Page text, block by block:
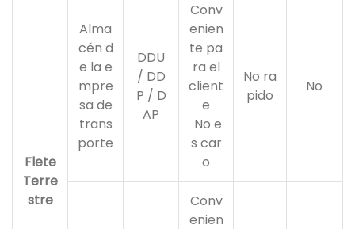
Flete
Terre
stre
Alma
cén d
e la e
mpre
sa de
trans
porte
DDU
/ DD
P / D
AP
Conv
enien
te pa
ra el
client
e
No e
s car
o
No ra
pido
No
Conv
enien